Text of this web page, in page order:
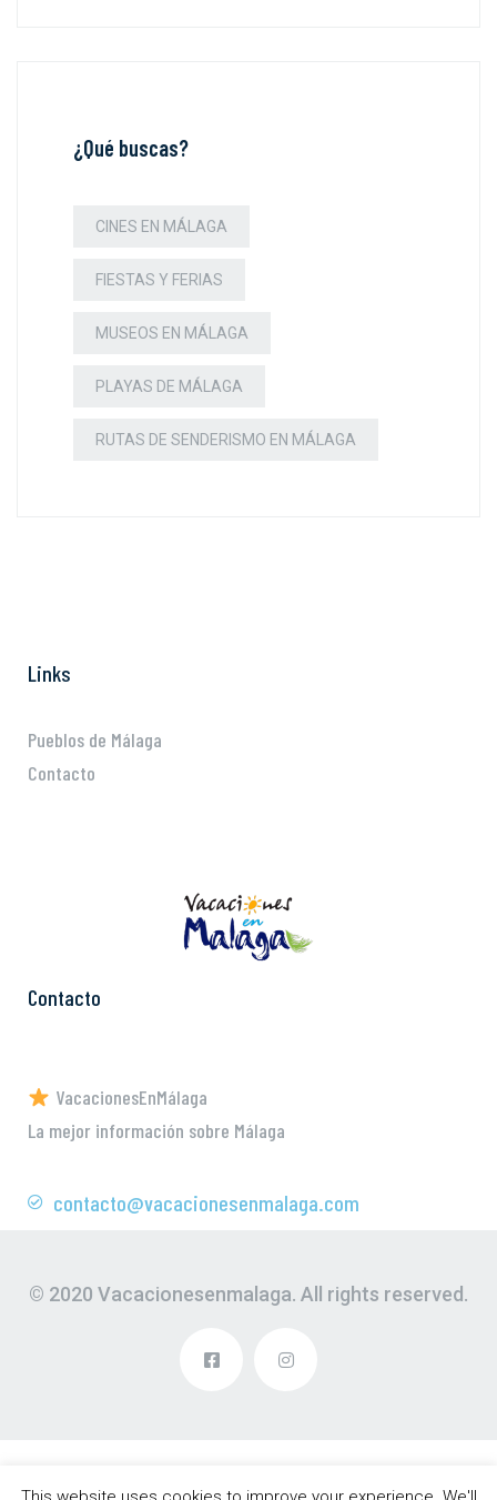
¿Qué buscas?
CINES EN MÁLAGA
FIESTAS Y FERIAS
MUSEOS EN MÁLAGA
PLAYAS DE MÁLAGA
RUTAS DE SENDERISMO EN MÁLAGA
Links
Pueblos de Málaga
Contacto
Contacto
VacacionesEnMálaga
La mejor información sobre Málaga
contacto@vacacionesenmalaga.com
© 2020 Vacacionesenmalaga. All rights reserved.